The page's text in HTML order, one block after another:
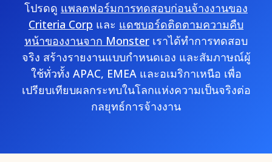
โปรดดู แพลตฟอร์มการทดสอบก่อนจ้างงานของ
Criteria Corp และ แดชบอร์ดติดตามความคืบ
หน้าของงานจาก Monster เราได้ทำการทดสอบ
จริง สร้างรายงานแบบกำหนดเอง และสัมภาษณ์ผู้
ใช้ทั่วทั้ง APAC, EMEA และอเมริกาเหนือ เพื่อ
เปรียบเทียบผลกระทบในโลกแห่งความเป็นจริงต่อ
กลยุทธ์การจ้างงาน